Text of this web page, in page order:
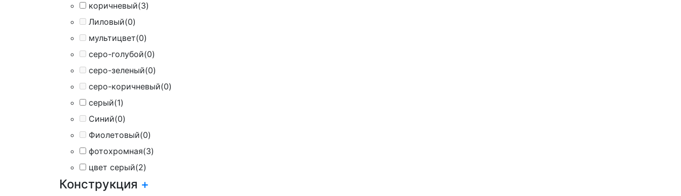
коричневый(3)
Лиловый(0)
мультицвет(0)
серо-голубой(0)
серо-зеленый(0)
серо-коричневый(0)
серый(1)
Синий(0)
Фиолетовый(0)
фотохромная(3)
цвет серый(2)
Конструкция +